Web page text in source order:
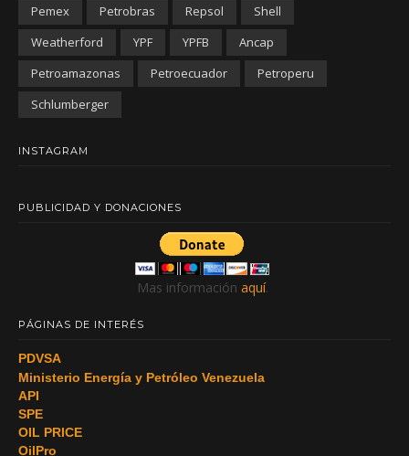
Pemex
Petrobras Repsol
Shell
Weatherford
YPF YPFB
Ancap
Petroamazonas
Petroecuador
Petroperu
Schlumberger
INSTAGRAM
PUBLICIDAD Y DONACIONES
Mas información aquí.
PÁGINAS DE INTERÉS
PDVSA
Ministerio Energía y Petróleo Venezuela
API
SPE
OIL PRICE
OilPro